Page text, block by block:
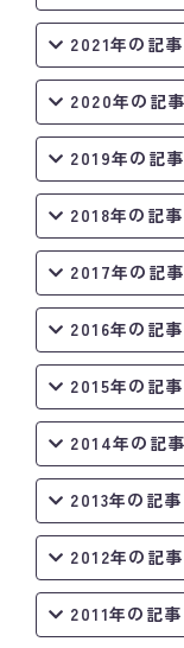
2021年の記事
2020年の記事
2019年の記事
2018年の記事
2017年の記事
2016年の記事
2015年の記事
2014年の記事
2013年の記事
2012年の記事
2011年の記事